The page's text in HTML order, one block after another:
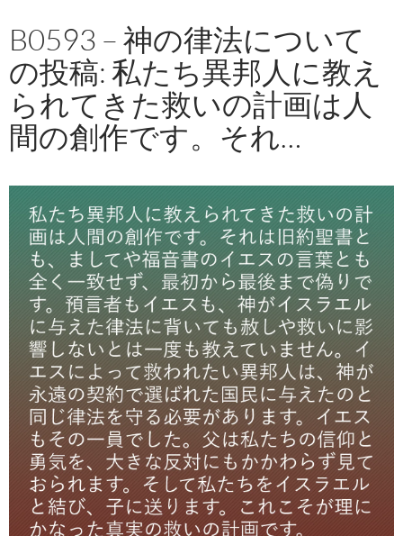
B0593 – 神の律法について
の投稿: 私たち異邦人に教え
られてきた救いの計画は人
間の創作です。それ…